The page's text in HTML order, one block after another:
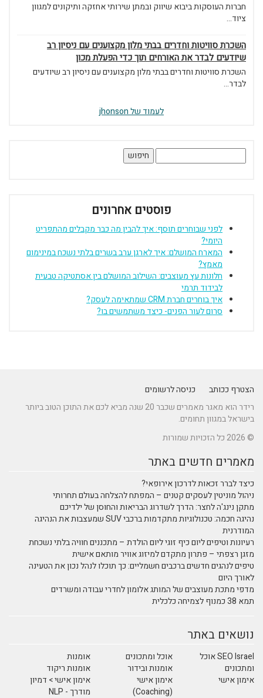
חברות העוסקות ביבוא שיווק ובמתן שירותי אחזקה ותיקונים למגוון
ציוד...
השכרת סוויטות וחדרים בבתי מלון מקצוענים עם ניסיון רב
שיודעים לבדר את האורחים תוך כדי הפעלת מכון
השכרת סוויטות וחדרים בבתי מלון מקצוענים עם ניסיון רב שיודעים
לבדר...
לעמוד של jhonson
פוסטים אחרונים
לפני שבוחרים תוסף: איך להבין מה כבר מקבלים מהתפריט
היומי?
המארח המושלם: איך לארגן ערב בשרים בלתי נשכח במינימום
מאמץ?
חלונות עץ מעוצבים: השילוב המושלם בין אסתטיקה טבעית
לבידוד תרמי
איך בוחרים חברת CRM שמתאימה לעסק?
סרום לעור הפנים- כיצד משתמשים בו?
הצטרף ככותב
כניסה לרשומים
רידר הוא מאגר מאמרים שכבר 20 שנה מביא לכם את התוכן הטוב ביותר
בישראל במגוון תחומים.
© 2026 כל הזכויות שמורות
מאמרים חדשים באתר
כיצד לברר זכאות לדרכון אירופאי?
ניהול מוניטין לעסקים קטנים – המפתח להצלחה בעולם תחרותי
מתקן נינג'ה לחצר: הדרך לשדרוג הבריאות והחוסן של ילדיכם
נהיגה חכמה: טכנולוגיות מתקדמות ברכבי SUV שמעצבות את הנהיגה
המודרנית
רעיונות וטיפים ליום כיף זוגי ליום הולדת – מתכננים חוויה בלתי נשכחת
מזגן רצפתי – פתרון מתקדם למיזוג אוויר מותאם אישית
טיפים לנהגים חדשים ברכבים חשמליים: כך תוכלו לנהל נכון את הטעינה
לאורך היום
מדפי מתכת מעוצבים של המותג אלומון לחדרי עבודה ומשרדים
תמא 38 כמנוף לצמיחה כלכלית
נושאים באתר
SEO Israel אוכל
ומתכונים
אוכל ומתכונים
אומנות
אומנות ובידור
אומנות ריקוד
אימון אישי
אימון אישי
(Coaching)
אימון אישי > דמיון
מודרך - NLP